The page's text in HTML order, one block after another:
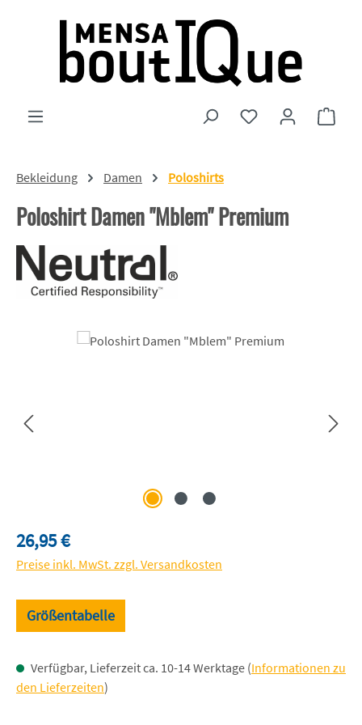
Zum Hauptinhalt springen
Du hast 0
Bekleidung Damen Poloshirts
Poloshirt Damen "Mblem" Premium
Bildergalerie überspringen
Regulärer Preis:
26,95 €
Preise inkl. MwSt. zzgl. Versandkosten
Größentabelle
Verfügbar, Lieferzeit ca. 10-14 Werktage (Informationen zu
den Lieferzeiten)